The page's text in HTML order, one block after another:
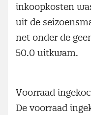
inkoopkosten
uit de
net onder de
50.0 uitkwam.
Voorraad
De voorraad